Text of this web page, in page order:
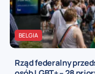
BELGIA
Rząd federalny